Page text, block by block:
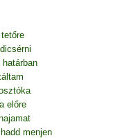
előre
menjen